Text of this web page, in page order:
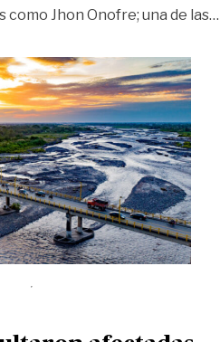
Jhon Onofre; una de las…